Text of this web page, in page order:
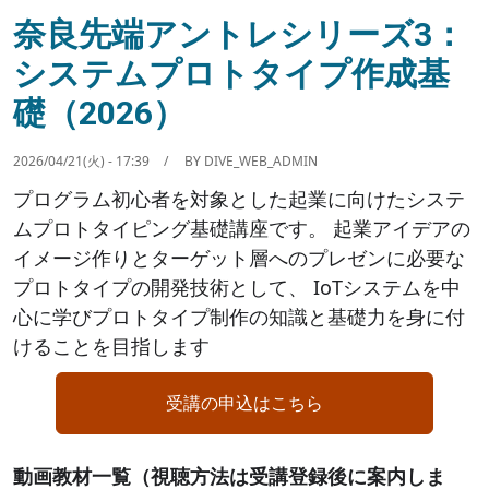
奈良先端アントレシリーズ3：
システムプロトタイプ作成基
礎（2026）
2026/04/21(火) - 17:39 BY DIVE_WEB_ADMIN
プログラム初心者を対象とした起業に向けたシステ
ムプロトタイピング基礎講座です。 起業アイデアの
イメージ作りとターゲット層へのプレゼンに必要な
プロトタイプの開発技術として、 IoTシステムを中
心に学びプロトタイプ制作の知識と基礎力を身に付
けることを目指します
受講の申込はこちら
動画教材一覧（視聴方法は受講登録後に案内しま